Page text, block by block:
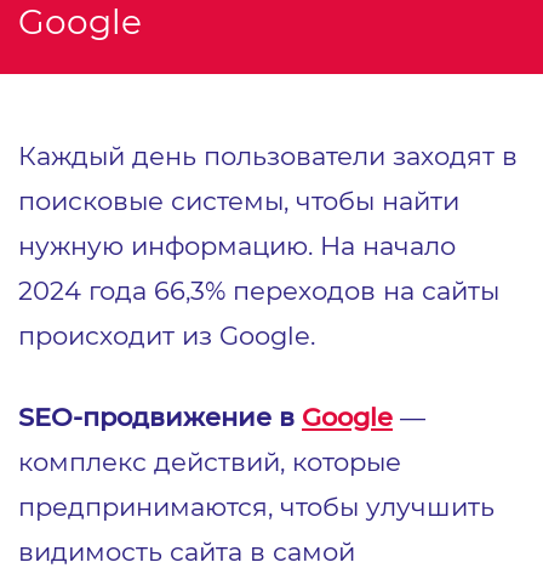
Google
Каждый день пользователи заходят в
поисковые системы, чтобы найти
нужную информацию. На начало
2024 года 66,3% переходов на сайты
происходит из Google.
SEO-продвижение в Google —
комплекс действий, которые
предпринимаются, чтобы улучшить
видимость сайта в самой